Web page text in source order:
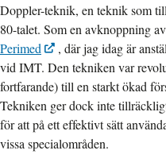
Doppler-teknik, en teknik som
80-talet. Som en avknoppning
Perimed
, där jag idag är
vid IMT. Den tekniken var
fortfarande) till en starkt ökad
Tekniken ger dock inte
för att på ett effektivt sätt
vissa specialområden.